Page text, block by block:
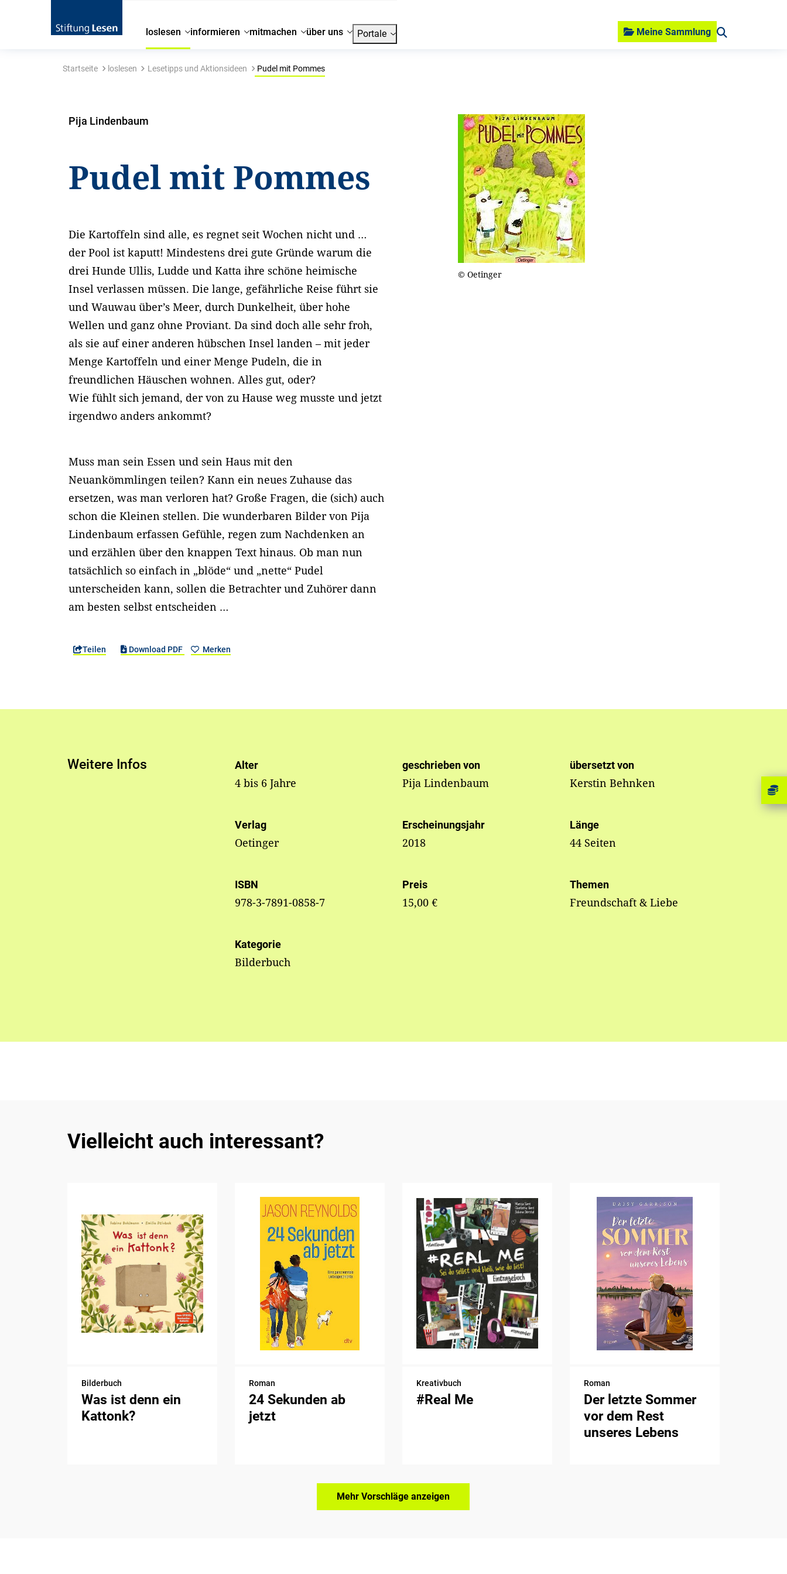
loslesen informieren mitmachen über uns Portale Meine Sammlung
Startseite loslesen Lesetipps und Aktionsideen Pudel mit Pommes
Pija Lindenbaum
Pudel mit Pommes
Die Kartoffeln sind alle, es regnet seit Wochen nicht und …
der Pool ist kaputt! Mindestens drei gute Gründe warum die
drei Hunde Ullis, Ludde und Katta ihre schöne heimische
Insel verlassen müssen. Die lange, gefährliche Reise führt sie
und Wauwau über’s Meer, durch Dunkelheit, über hohe
Wellen und ganz ohne Proviant. Da sind doch alle sehr froh,
als sie auf einer anderen hübschen Insel landen – mit jeder
Menge Kartoffeln und einer Menge Pudeln, die in
freundlichen Häuschen wohnen. Alles gut, oder?
Wie fühlt sich jemand, der von zu Hause weg musste und jetzt
irgendwo anders ankommt?
Muss man sein Essen und sein Haus mit den
Neuankömmlingen teilen? Kann ein neues Zuhause das
ersetzen, was man verloren hat? Große Fragen, die (sich) auch
schon die Kleinen stellen. Die wunderbaren Bilder von Pija
Lindenbaum erfassen Gefühle, regen zum Nachdenken an
und erzählen über den knappen Text hinaus. Ob man nun
tatsächlich so einfach in „blöde“ und „nette“ Pudel
unterscheiden kann, sollen die Betrachter und Zuhörer dann
am besten selbst entscheiden …
Teilen Download PDF Merken
© Oetinger
Weitere Infos Alter
4 bis 6 Jahre
geschrieben von
Pija Lindenbaum
übersetzt von
Kerstin Behnken
Verlag
Oetinger
Erscheinungsjahr
2018
Länge
44 Seiten
ISBN
978-3-7891-0858-7
Preis
15,00 €
Themen
Freundschaft & Liebe
Kategorie
Bilderbuch
Vielleicht auch interessant?
Bilderbuch
Was ist denn ein
Kattonk?
Roman
24 Sekunden ab
jetzt
Kreativbuch
#Real Me
Roman
Der letzte Sommer
vor dem Rest
unseres Lebens
Mehr Vorschläge anzeigen